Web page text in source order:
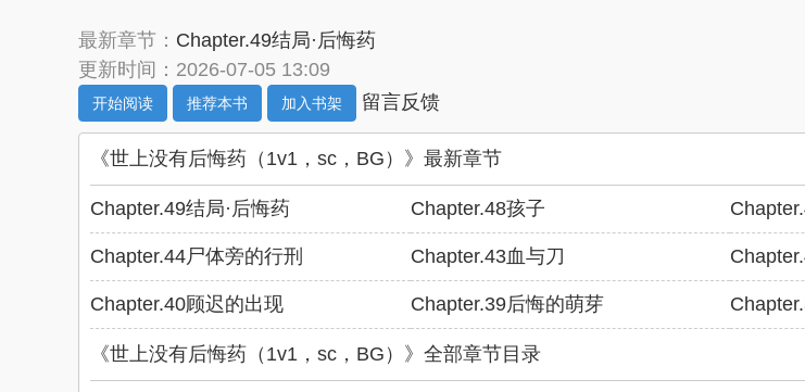
最新章节： Chapter.49结局·后悔药
更新时间：2026-07-05 13:09
开始阅读 推荐本书 加入书架 留言反馈
《世上没有后悔药（1v1，sc，BG）》最新章节
Chapter.49结局·后悔药 Chapter.48孩子
Chapter.44尸体旁的行刑 Chapter.43血与刀
Chapter.40顾迟的出现 Chapter.39后悔的萌芽
《世上没有后悔药（1v1，sc，BG）》全部章节目录